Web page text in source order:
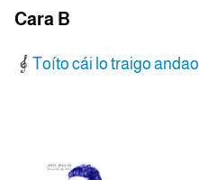
Cara B
Toíto cái lo traigo andao